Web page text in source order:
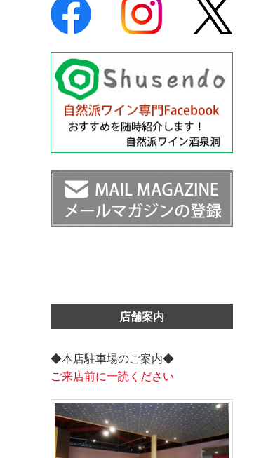
店舗案内
◆本店駐車場のご案内◆
ご来店前に一読ください